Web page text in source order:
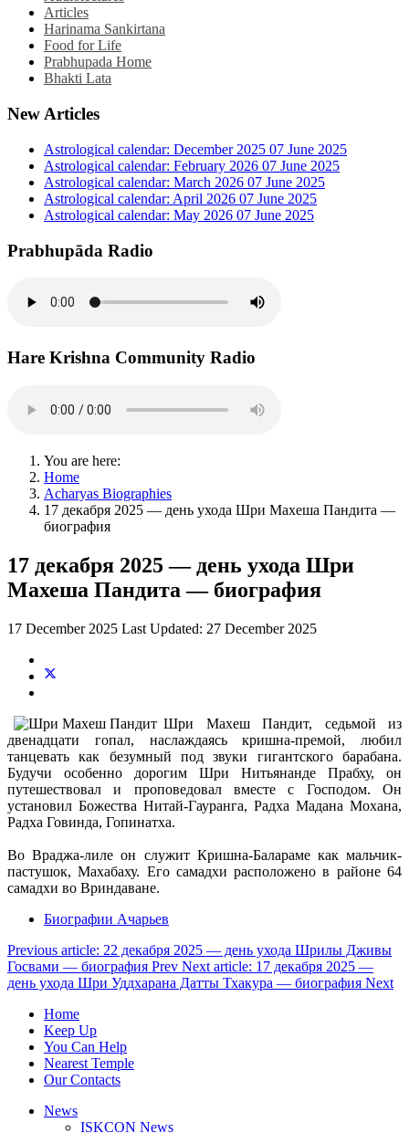
Articles
Harinama Sankirtana
Food for Life
Prabhupada Home
Bhakti Lata
New Articles
Astrological calendar: December 2025 07 June 2025
Astrological calendar: February 2026 07 June 2025
Astrological calendar: March 2026 07 June 2025
Astrological calendar: April 2026 07 June 2025
Astrological calendar: May 2026 07 June 2025
Prabhupāda Radio
Hare Krishna Community Radio
You are here:
Home
Acharyas Biographies
17 декабря 2025 — день ухода Шри Махеша Пандита —
биография
17 декабря 2025 — день ухода Шри
Махеша Пандита — биография
17 December 2025 Last Updated: 27 December 2025
Шри Махеш Пандит, седьмой из
двенадцати гопал, наслаждаясь кришна-премой, любил
танцевать как безумный под звуки гигантского барабана.
Будучи особенно дорогим Шри Нитьянанде Прабху, он
путешествовал и проповедовал вместе с Господом. Он
установил Божества Нитай-Гауранга, Радха Мадана Мохана,
Радха Говинда, Гопинатха.
Во Враджа-лиле он служит Кришна-Балараме как мальчик-
пастушок, Махабаху. Его самадхи расположено в районе 64
самадхи во Вриндаване.
Биографии Ачарьев
Previous article: 22 декабря 2025 — день ухода Шрилы Дживы
Госвами — биография Prev Next article: 17 декабря 2025 —
день ухода Шри Уддхарана Датты Тхакура — биография Next
Home
Keep Up
You Can Help
Nearest Temple
Our Contacts
News
ISKCON News